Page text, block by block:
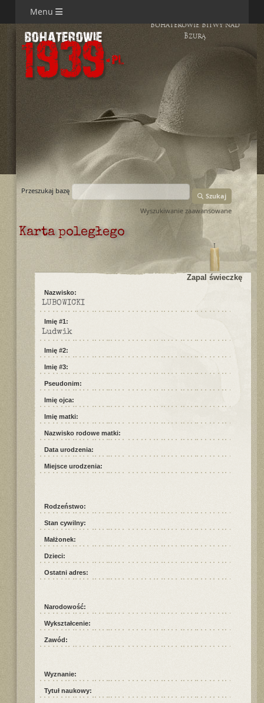
Menu
Bohaterowie Bitwy nad
Bzurą
Przeszukaj bazę
Szukaj
Wyszukiwanie zaawansowane
Karta poległego
Zapal świeczkę
Nazwisko:
LUBOWICKI
Imię #1:
Ludwik
Imię #2:
Imię #3:
Pseudonim:
Imię ojca:
Imię matki:
Nazwisko rodowe matki:
Data urodzenia:
Miejsce urodzenia:
Rodzeństwo:
Stan cywilny:
Małżonek:
Dzieci:
Ostatni adres:
Narodowość:
Wykształcenie:
Zawód:
Wyznanie:
Tytuł naukowy: